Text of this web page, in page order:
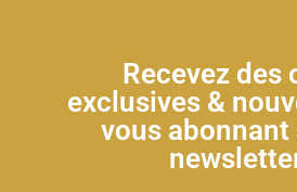
Recevez des
exclusives &
vous abonnant